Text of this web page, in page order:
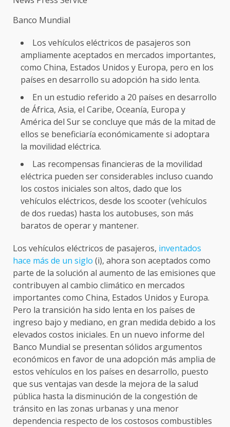
Banco Mundial
Los vehículos eléctricos de pasajeros son
ampliamente aceptados en mercados importantes,
como China, Estados Unidos y Europa, pero en los
países en desarrollo su adopción ha sido lenta.
En un estudio referido a 20 países en desarrollo
de África, Asia, el Caribe, Oceanía, Europa y
América del Sur se concluye que más de la mitad de
ellos se beneficiaría económicamente si adoptara
la movilidad eléctrica.
Las recompensas financieras de la movilidad
eléctrica pueden ser considerables incluso cuando
los costos iniciales son altos, dado que los
vehículos eléctricos, desde los scooter (vehículos
de dos ruedas) hasta los autobuses, son más
baratos de operar y mantener.
Los vehículos eléctricos de pasajeros, inventados
hace más de un siglo (i), ahora son aceptados como
parte de la solución al aumento de las emisiones que
contribuyen al cambio climático en mercados
importantes como China, Estados Unidos y Europa.
Pero la transición ha sido lenta en los países de
ingreso bajo y mediano, en gran medida debido a los
elevados costos iniciales. En un nuevo informe del
Banco Mundial se presentan sólidos argumentos
económicos en favor de una adopción más amplia de
estos vehículos en los países en desarrollo, puesto
que sus ventajas van desde la mejora de la salud
pública hasta la disminución de la congestión de
tránsito en las zonas urbanas y una menor
dependencia respecto de los costosos combustibles